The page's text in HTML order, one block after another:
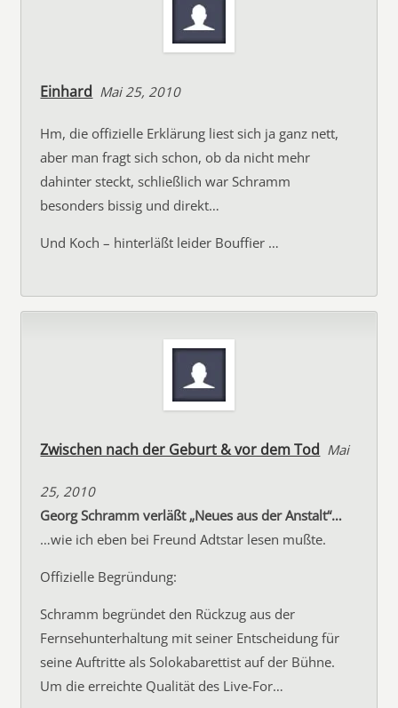
Einhard Mai 25, 2010
Hm, die offizielle Erklärung liest sich ja ganz nett,
aber man fragt sich schon, ob da nicht mehr
dahinter steckt, schließlich war Schramm
besonders bissig und direkt…
Und Koch – hinterläßt leider Bouffier …
Zwischen nach der Geburt & vor dem Tod Mai
25, 2010
Georg Schramm verläßt „Neues aus der Anstalt“…
…wie ich eben bei Freund Adtstar lesen mußte.
Offizielle Begründung:
Schramm begründet den Rückzug aus der
Fernsehunterhaltung mit seiner Entscheidung für
seine Auftritte als Solokabarettist auf der Bühne.
Um die erreichte Qualität des Live-For…